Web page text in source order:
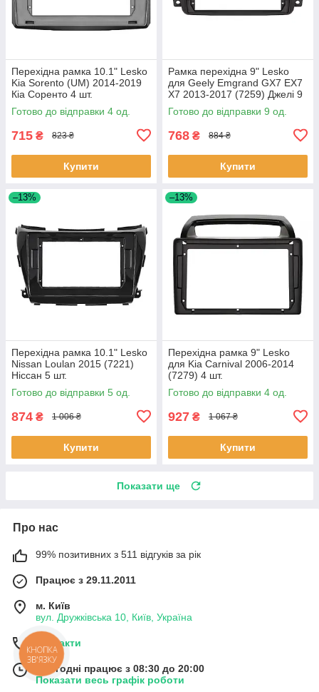
Перехідна рамка 10.1" Lesko
Kia Sorento (UM) 2014-2019
Кіа Соренто 4 шт.
Готово до відправки 4 од.
715 ₴ 823 ₴
Купити
Рамка перехідна 9" Lesko
для Geely Emgrand GX7 EX7
X7 2013-2017 (7259) Джелі 9
шт.
Готово до відправки 9 од.
768 ₴ 884 ₴
Купити
–13%
Перехідна рамка 10.1" Lesko
Nissan Loulan 2015 (7221)
Ніссан 5 шт.
Готово до відправки 5 од.
874 ₴ 1 006 ₴
Купити
–13%
Перехідна рамка 9" Lesko
для Kia Carnival 2006-2014
(7279) 4 шт.
Готово до відправки 4 од.
927 ₴ 1 067 ₴
Купити
Показати ще
Про нас
99% позитивних з 511 відгуків за рік
Працює з 29.11.2011
м. Київ
вул. Дружківська 10, Київ, Україна
Контакти
Сьогодні працює з 08:30 до 20:00
Показати весь графік роботи
КНОПКА
ЗВ'ЯЗКУ